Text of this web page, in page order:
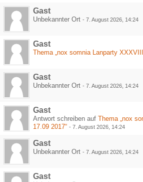
Gast
Unbekannter Ort - 7. August 2026, 14:24
Gast
Thema „nox somnia Lanparty
Gast
Unbekannter Ort - 7. August 2026, 14:24
Gast
Antwort schreiben auf Thema „nox
17.09 2017“ - 7. August 2026, 14:24
Gast
Unbekannter Ort - 7. August 2026, 14:24
Gast